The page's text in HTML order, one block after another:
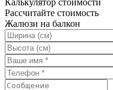
Калькулятор стоимости
Рассчитайте стоимость
Жалюзи на балкон